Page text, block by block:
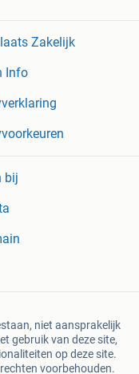
Zakelijk
Info
bij
niet aansprakelijk
gebruik van deze site,
op deze site.
voorbehouden.